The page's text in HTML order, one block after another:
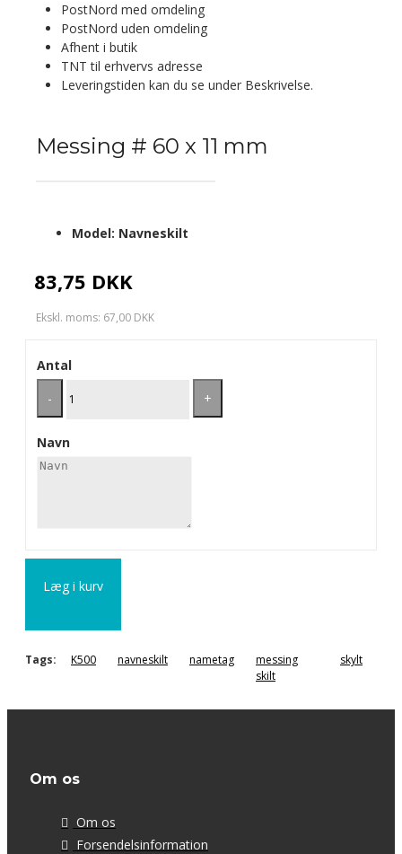
PostNord med omdeling
PostNord uden omdeling
Afhent i butik
TNT til erhvervs adresse
Leveringstiden kan du se under Beskrivelse.
Messing # 60 x 11 mm
83,75 DKK
Ekskl. moms: 67,00 DKK
Model: Navneskilt
Antal
-
+
Navn
Læg i kurv
Tags: K500 navneskilt nametag
messing
skilt
skylt
Om os
Om os
Forsendelsinformation